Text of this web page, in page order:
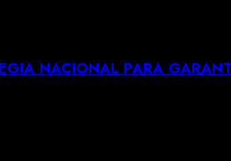
NACIONAL PARA